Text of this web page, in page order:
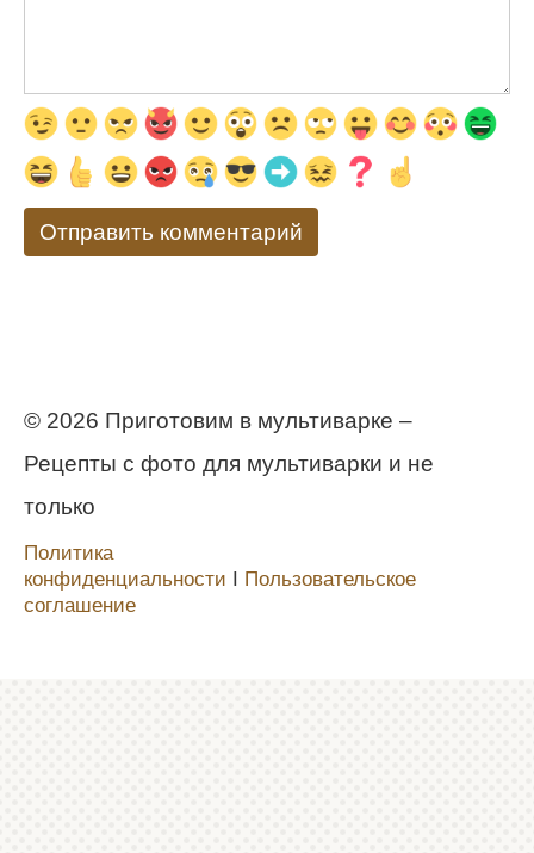
© 2026 Приготовим в мультиварке –
Рецепты с фото для мультиварки и не
только
Политика
конфиденциальности Ι Пользовательское
соглашение